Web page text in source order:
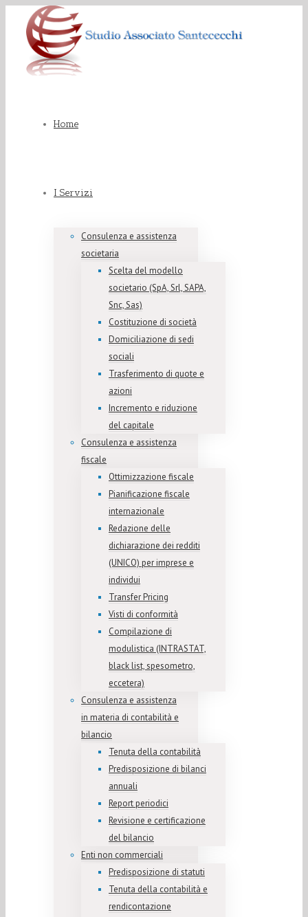
Home
I Servizi
Consulenza e assistenza
societaria
Scelta del modello
societario (SpA, Srl, SAPA,
Snc, Sas)
Costituzione di società
Domiciliazione di sedi
sociali
Trasferimento di quote e
azioni
Incremento e riduzione
del capitale
Consulenza e assistenza
fiscale
Ottimizzazione fiscale
Pianificazione fiscale
internazionale
Redazione delle
dichiarazione dei redditi
(UNICO) per imprese e
individui
Transfer Pricing
Visti di conformità
Compilazione di
modulistica (INTRASTAT,
black list, spesometro,
eccetera)
Consulenza e assistenza
in materia di contabilità e
bilancio
Tenuta della contabilità
Predisposizione di bilanci
annuali
Report periodici
Revisione e certificazione
del bilancio
Enti non commerciali
Predisposizione di statuti
Tenuta della contabilità e
rendicontazione